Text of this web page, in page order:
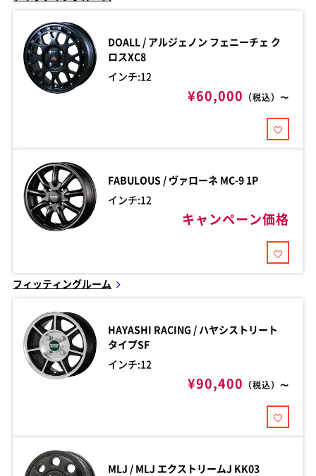
DOALL / アルジェノン フェニーチェ ク
ロスXC8
インチ:12
¥60,000 （税込）〜
FABULOUS / ヴァローネ MC-9 1P
インチ:12
キャンペーン価格
フィッティングルーム
HAYASHI RACING / ハヤシストリート
タイプSF
インチ:12
¥90,400 （税込）〜
MLJ / MLJ エクストリームJ KK03